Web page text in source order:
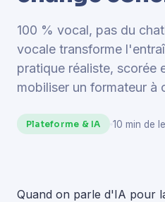
100 % vocal, pas du
vocale transforme
pratique réaliste, scorée
mobiliser un formateur à
Plateforme & IA 10 min de
Quand on parle d'IA pour